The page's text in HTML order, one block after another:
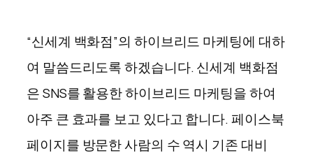
“신세계 백화점”의 하이브리드 마케팅에 대하
여 말씀드리도록 하겠습니다. 신세계 백화점
은 SNS를 활용한 하이브리드 마케팅을 하여
아주 큰 효과를 보고 있다고 합니다. 페이스북
페이지를 방문한 사람의 수 역시 기존 대비